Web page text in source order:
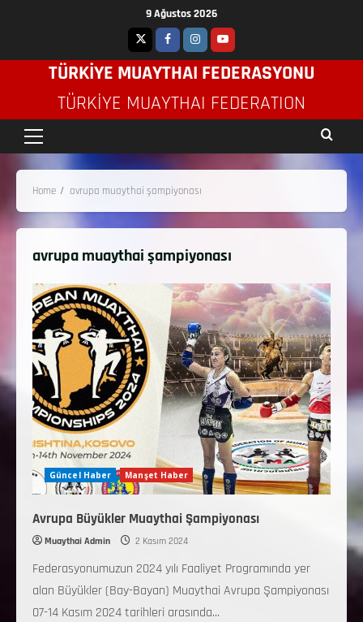
9 Ağustos 2026
TÜRKİYE MUAYTHAI FEDERASYONU
TÜRKIYE MUAYTHAI FEDERATION
Home avrupa muaythai şampiyonası
avrupa muaythai şampiyonası
Güncel Haber Manşet Haber
Avrupa Büyükler Muaythai Şampiyonası
Muaythai Admin 2 Kasım 2024
Federasyonumuzun 2024 yılı Faaliyet Programında yer
alan Büyükler (Bay-Bayan) Muaythai Avrupa Şampiyonası
07-14 Kasım 2024 tarihleri arasında...